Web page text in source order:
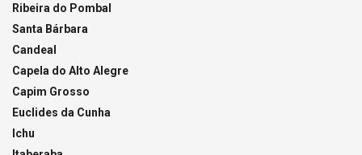
Ribeira do Pombal
Santa Bárbara
Candeal
Capela do Alto Alegre
Capim Grosso
Euclides da Cunha
Ichu